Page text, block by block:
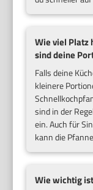
Wie viel Platz
sind deine
Falls deine
kleinere
sind in der
ein. Auch für
kann die
Wie wichtig